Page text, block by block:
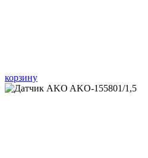
корзину